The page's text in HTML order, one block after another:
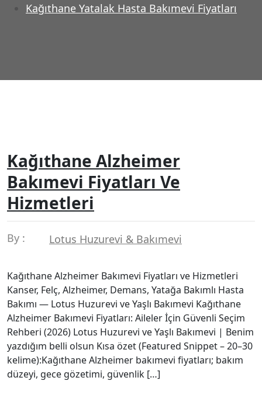
Kağıthane Yatalak Hasta Bakımevi Fiyatları
Kağıthane Alzheimer
Bakımevi Fiyatları Ve
Hizmetleri
By : Lotus Huzurevi & Bakımevi
Kağıthane Alzheimer Bakımevi Fiyatları ve Hizmetleri
Kanser, Felç, Alzheimer, Demans, Yatağa Bakımlı Hasta
Bakımı — Lotus Huzurevi ve Yaşlı Bakımevi Kağıthane
Alzheimer Bakımevi Fiyatları: Aileler İçin Güvenli Seçim
Rehberi (2026) Lotus Huzurevi ve Yaşlı Bakımevi | Benim
yazdığım belli olsun Kısa özet (Featured Snippet – 20–30
kelime):Kağıthane Alzheimer bakımevi fiyatları; bakım
düzeyi, gece gözetimi, güvenlik […]